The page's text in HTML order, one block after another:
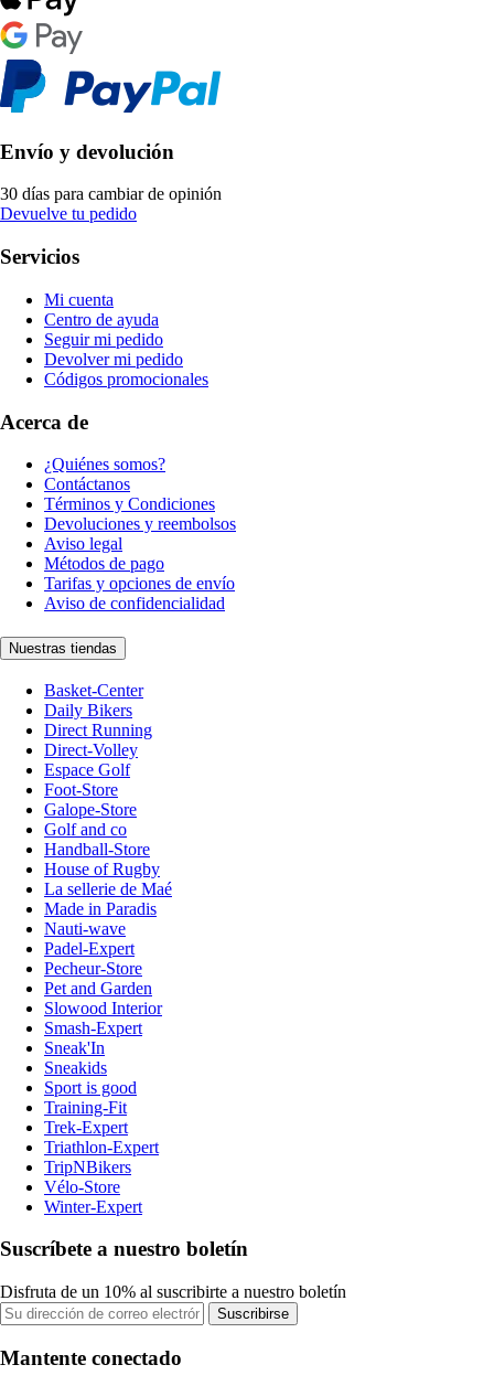
Envío y devolución
30 días para cambiar de opinión
Devuelve tu pedido
Servicios
Mi cuenta
Centro de ayuda
Seguir mi pedido
Devolver mi pedido
Códigos promocionales
Acerca de
¿Quiénes somos?
Contáctanos
Términos y Condiciones
Devoluciones y reembolsos
Aviso legal
Métodos de pago
Tarifas y opciones de envío
Aviso de confidencialidad
Nuestras tiendas
Basket-Center
Daily Bikers
Direct Running
Direct-Volley
Espace Golf
Foot-Store
Galope-Store
Golf and co
Handball-Store
House of Rugby
La sellerie de Maé
Made in Paradis
Nauti-wave
Padel-Expert
Pecheur-Store
Pet and Garden
Slowood Interior
Smash-Expert
Sneak'In
Sneakids
Sport is good
Training-Fit
Trek-Expert
Triathlon-Expert
TripNBikers
Vélo-Store
Winter-Expert
Suscríbete a nuestro boletín
Disfruta de un 10% al suscribirte a nuestro boletín
Suscribirse
Mantente conectado